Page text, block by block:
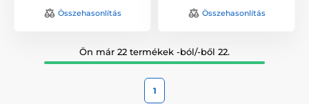
Összehasonlítás Összehasonlítás
Ön már 22 termékek -ból/-ből 22.
1